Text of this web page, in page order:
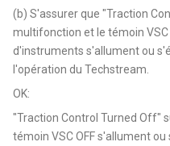
(b) S'assurer que "Traction
multifonction et le témoin
d'instruments s'allument ou
l'opération du Techstream.
OK:
"Traction Control Turned Off"
témoin VSC OFF s'allument